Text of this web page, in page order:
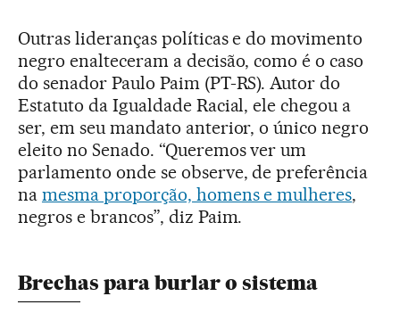
Outras lideranças políticas e do movimento
negro enalteceram a decisão, como é o caso
do senador Paulo Paim (PT-RS). Autor do
Estatuto da Igualdade Racial, ele chegou a
ser, em seu mandato anterior, o único negro
eleito no Senado. “Queremos ver um
parlamento onde se observe, de preferência
na mesma proporção, homens e mulheres,
negros e brancos”, diz Paim.
Brechas para burlar o sistema